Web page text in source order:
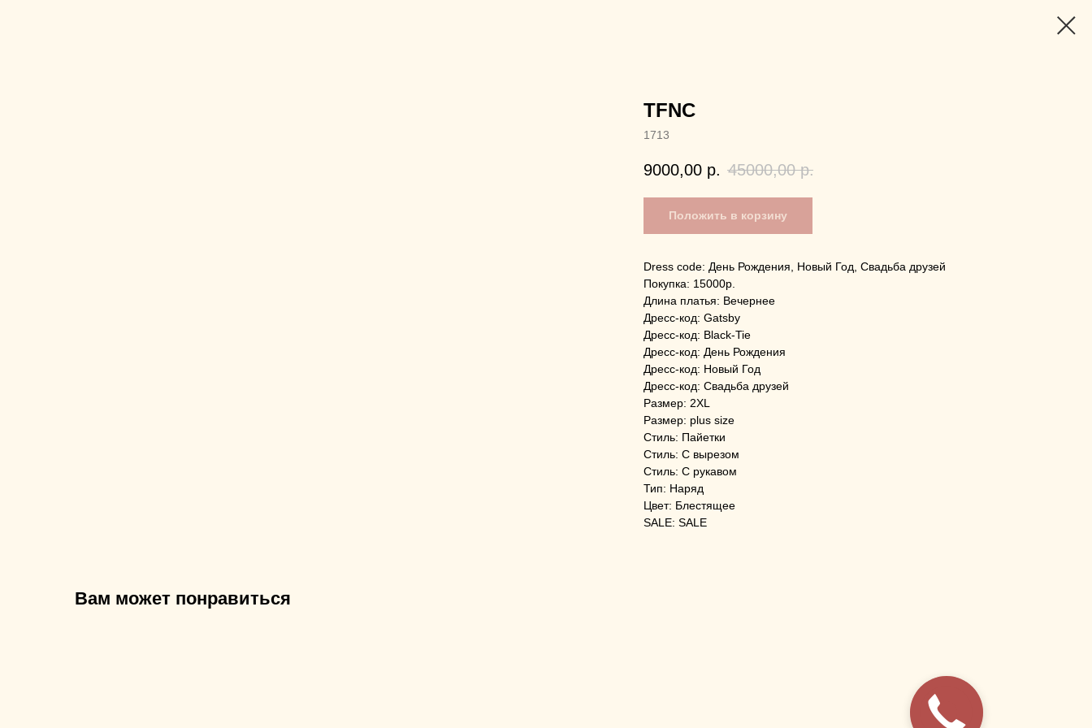
TFNC
1713
9000,00 р. 45000,00 р.
Положить в корзину
Dress code: День Рождения, Новый Год, Свадьба друзей
Покупка: 15000p.
Длина платья: Вечернее
Дресс-код: Gatsby
Дресс-код: Black-Tie
Дресс-код: День Рождения
Дресс-код: Новый Год
Дресс-код: Свадьба друзей
Размер: 2XL
Размер: plus size
Стиль: Пайетки
Стиль: С вырезом
Стиль: С рукавом
Тип: Наряд
Цвет: Блестящее
SALE: SALE
Вам может понравиться